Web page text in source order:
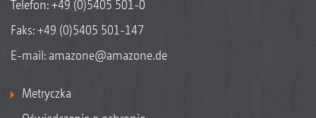
Telefon:+49 (0)5405 501-0
Faks: +49 (0)5405 501-147
E-mail: amazone@amazone.de
Metryczka